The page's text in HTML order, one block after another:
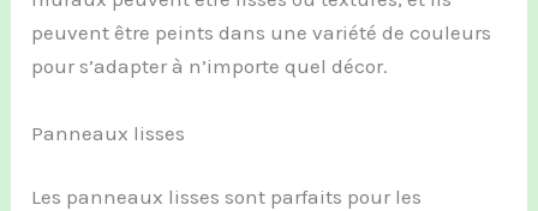
peuvent être peints dans une variété de couleurs
pour s’adapter à n’importe quel décor.
Panneaux lisses
Les panneaux lisses sont parfaits pour les